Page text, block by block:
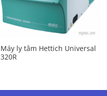
Máy ly tâm Hettich Universal
320R